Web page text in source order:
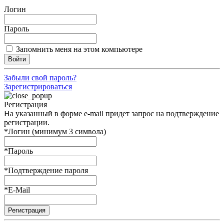
Логин
Пароль
Запомнить меня на этом компьютере
Войти
Забыли свой пароль?
Зарегистрироваться
Регистрация
На указанный в форме e-mail придет запрос на подтверждение
регистрации.
*Логин (минимум 3 символа)
*Пароль
*Подтверждение пароля
*E-Mail